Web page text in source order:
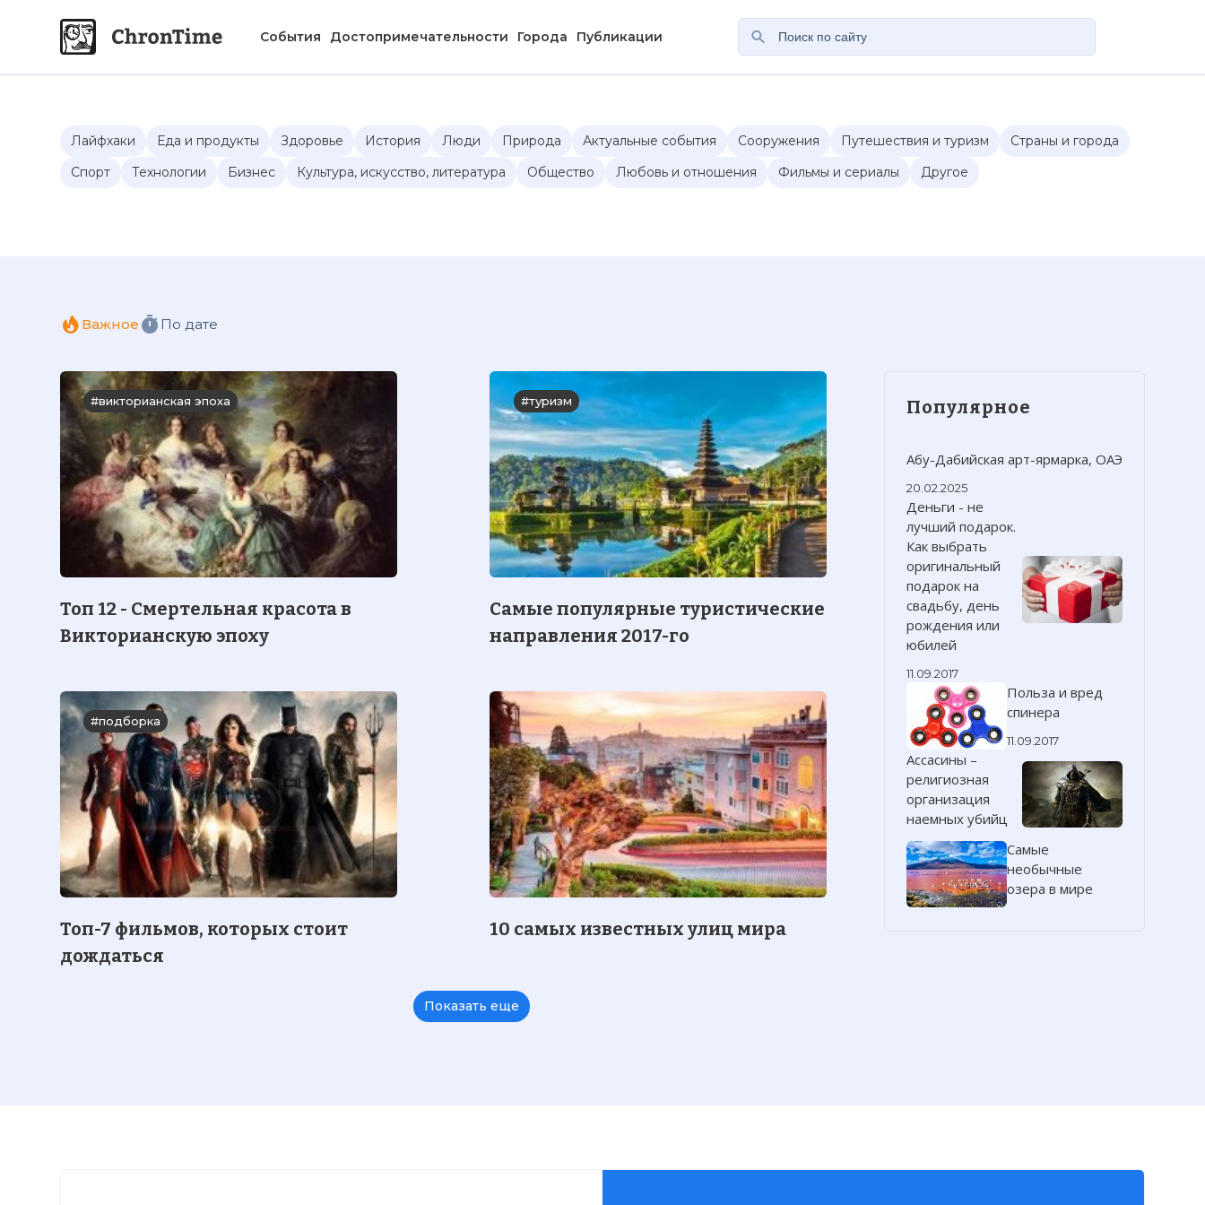
События Достопримечательности Города Публикации
Лайфхаки Еда и продукты Здоровье История Люди Природа Актуальные события Сооружения Путешествия и туризм
Страны и города
Спорт
Технологии Бизнес Культура, искусство, литература Общество Любовь и отношения Фильмы и сериалы Другое
Важное По дате
#викторианская эпоха
Топ 12 - Смертельная красота в
Викторианскую эпоху
#туризм
Самые популярные туристические
направления 2017-го
#подборка
Топ-7 фильмов, которых стоит
дождаться
10 самых известных улиц мира
Показать еще
Популярное
Абу-Дабийская арт-ярмарка, ОАЭ
20.02.2025
Деньги - не
лучший подарок.
Как выбрать
оригинальный
подарок на
свадьбу, день
рождения или
юбилей
11.09.2017
Польза и вред
спинера
11.09.2017
Ассасины –
религиозная
организация
наемных убийц
Самые
необычные
озера в мире